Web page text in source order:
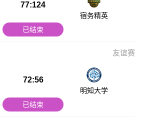
77:124
宿务精英
已结束
友谊赛
72:56
明知大学
已结束